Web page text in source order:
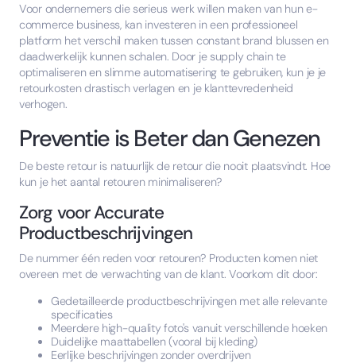
Voor ondernemers die serieus werk willen maken van hun e-
commerce business, kan investeren in een professioneel
platform het verschil maken tussen constant brand blussen en
daadwerkelijk kunnen schalen. Door je supply chain te
optimaliseren en slimme automatisering te gebruiken, kun je je
retourkosten drastisch verlagen en je klanttevredenheid
verhogen.
Preventie is Beter dan Genezen
De beste retour is natuurlijk de retour die nooit plaatsvindt. Hoe
kun je het aantal retouren minimaliseren?
Zorg voor Accurate
Productbeschrijvingen
De nummer één reden voor retouren? Producten komen niet
overeen met de verwachting van de klant. Voorkom dit door:
Gedetailleerde productbeschrijvingen met alle relevante
specificaties
Meerdere high-quality foto's vanuit verschillende hoeken
Duidelijke maattabellen (vooral bij kleding)
Eerlijke beschrijvingen zonder overdrijven